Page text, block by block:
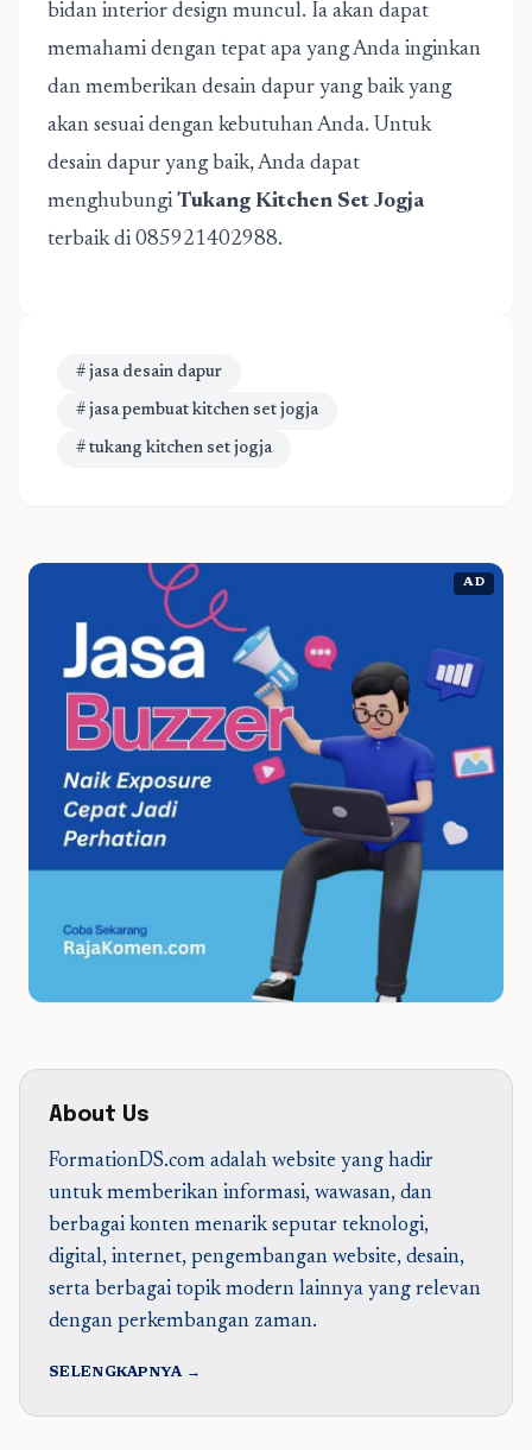
bidan interior design muncul. Ia akan dapat
memahami dengan tepat apa yang Anda inginkan
dan memberikan desain dapur yang baik yang
akan sesuai dengan kebutuhan Anda. Untuk
desain dapur yang baik, Anda dapat
menghubungi Tukang Kitchen Set Jogja
terbaik di 085921402988.
# jasa desain dapur
# jasa pembuat kitchen set jogja
# tukang kitchen set jogja
AD
About Us
FormationDS.com adalah website yang hadir
untuk memberikan informasi, wawasan, dan
berbagai konten menarik seputar teknologi,
digital, internet, pengembangan website, desain,
serta berbagai topik modern lainnya yang relevan
dengan perkembangan zaman.
SELENGKAPNYA →